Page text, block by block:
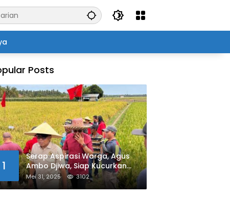
Posts
1
Serap Aspirasi Warga, Agus
Ambo Djiwa, Siap Kucurkan
Bantuan Pertanian di Kalukku
Mei 31, 2025 3102